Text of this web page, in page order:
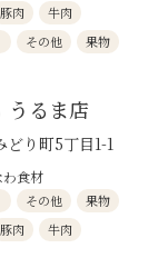
豚肉
牛肉
その他 果物
うるま店
どり町5丁目1-1
食材
その他
果物
豚肉 牛肉